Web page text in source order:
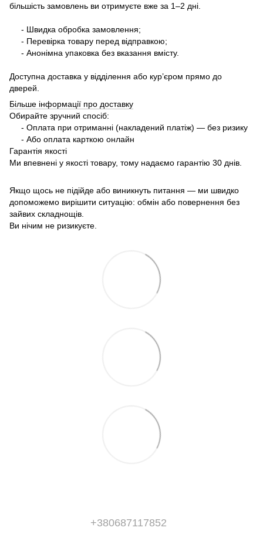
більшість замовлень ви отримуєте вже за 1–2 дні.
- Швидка обробка замовлення;
- Перевірка товару перед відправкою;
- Анонімна упаковка без вказання вмісту.
Доступна доставка у відділення або кур’єром прямо до
дверей.
Більше інформації про доставку
Обирайте зручний спосіб:
- Оплата при отриманні (накладений платіж) — без ризику
- Або оплата карткою онлайн
Гарантія якості
Ми впевнені у якості товару, тому надаємо гарантію 30 днів.
Якщо щось не підійде або виникнуть питання — ми швидко
допоможемо вирішити ситуацію: обмін або повернення без
зайвих складнощів.
Ви нічим не ризикуєте.
+380687117852